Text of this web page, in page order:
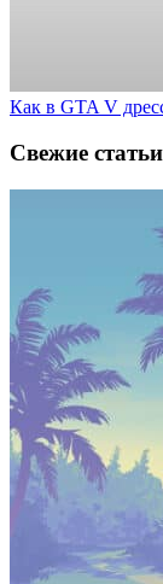
Как в GTA V
Свежие статьи